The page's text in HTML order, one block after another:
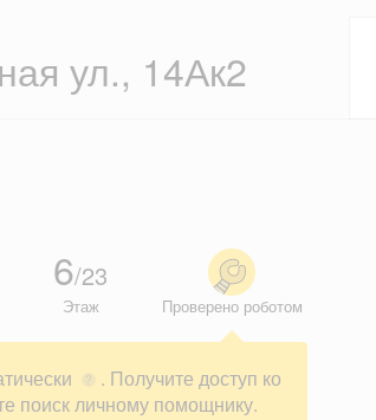
ул., 14Ак2
6/23
Этаж Проверено роботом
?
. Получите доступ ко
поиск личному помощнику.